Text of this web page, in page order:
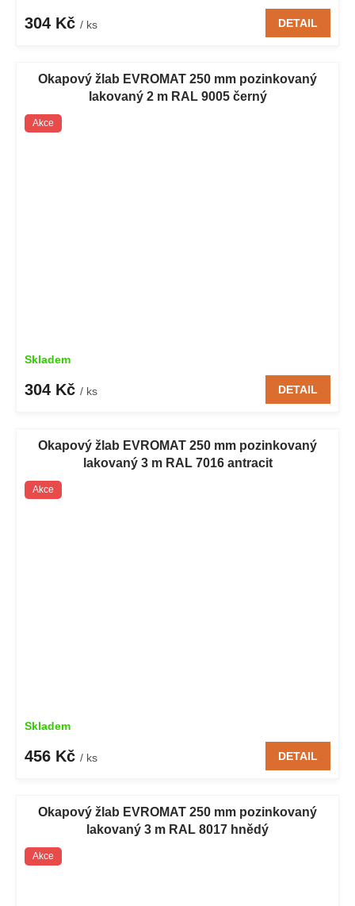
304 Kč / ks DETAIL
Okapový žlab EVROMAT 250 mm pozinkovaný
lakovaný 2 m RAL 9005 černý
Akce
Skladem
304 Kč / ks DETAIL
Okapový žlab EVROMAT 250 mm pozinkovaný
lakovaný 3 m RAL 7016 antracit
Akce
Skladem
456 Kč / ks DETAIL
Okapový žlab EVROMAT 250 mm pozinkovaný
lakovaný 3 m RAL 8017 hnědý
Akce